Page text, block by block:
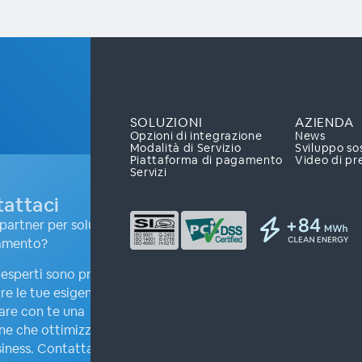
per soluzioni
sono pronti ad
le tue esigenze e
con te una
che ottimizzerà il
Contattaci
SOLUZIONI
Opzioni di integrazione
Modalità di Servizio
Piattaforma di pagamento
Servizi
AZIENDA
News
Sviluppo
Video di